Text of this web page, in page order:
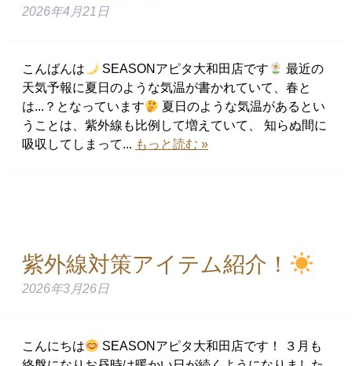
2026年4月21日
こんばんは SEASONアピタ大和田店です
最近の
天気予報に夏日のような気温が書かれていて、春と
は...？となっています
夏日のような気温があるとい
うことは、紫外線も比例して増えていて、 知らぬ間に
吸収してしまって... もっと読む »
紫外線対策アイテム紹介！
2026年3月26日
こんにちは
SEASONアピタ大和田店です！ ３月も